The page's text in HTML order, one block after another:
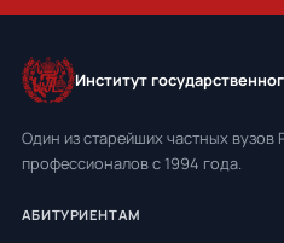
Институт
Один из старейших частных вузов
профессионалов с 1994 года.
АБИТУРИЕНТАМ